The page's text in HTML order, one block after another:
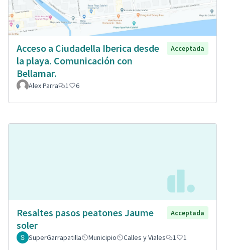
Acceso a Ciudadella Iberica desde
la playa. Comunicación con
Bellamar.
Acceptada
Alex Parra 1 6
Resaltes pasos peatones Jaume
soler
Acceptada
SuperGarrapatilla Municipio Calles y Viales 1 1